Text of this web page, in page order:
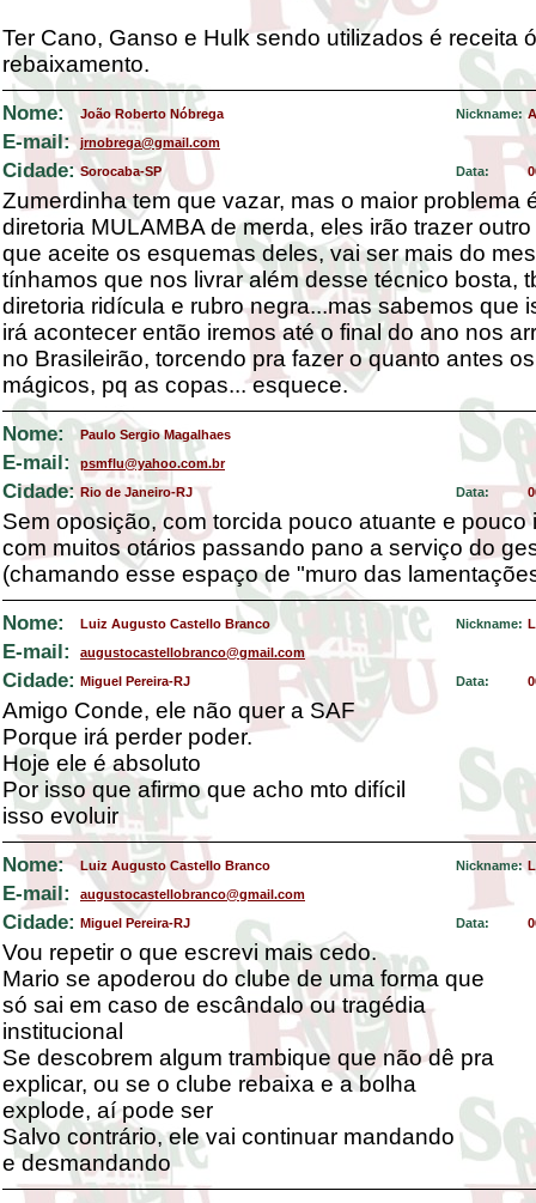
Ter Cano, Ganso e Hulk sendo utilizados é receita
rebaixamento.
Nome: João Roberto Nóbrega Nickname:
E-mail: jrnobrega@gmail.com
Cidade: Sorocaba-SP Data:
Zumerdinha tem que vazar, mas o maior problema
diretoria MULAMBA de merda, eles irão trazer
que aceite os esquemas deles, vai ser mais do
tínhamos que nos livrar além desse técnico bosta,
diretoria ridícula e rubro negra...mas sabemos que
irá acontecer então iremos até o final do ano nos
no Brasileirão, torcendo pra fazer o quanto antes
mágicos, pq as copas... esquece.
Nome: Paulo Sergio Magalhaes
E-mail: psmflu@yahoo.com.br
Cidade: Rio de Janeiro-RJ Data:
Sem oposição, com torcida pouco atuante e pouco
com muitos otários passando pano a serviço do
(chamando esse espaço de "muro das
Nome: Luiz Augusto Castello Branco Nickname:
E-mail: augustocastellobranco@gmail.com
Cidade: Miguel Pereira-RJ Data:
Amigo Conde, ele não quer a SAF
Porque irá perder poder.
Hoje ele é absoluto
Por isso que afirmo que acho mto difícil
isso evoluir
Nome: Luiz Augusto Castello Branco Nickname:
E-mail: augustocastellobranco@gmail.com
Cidade: Miguel Pereira-RJ Data:
Vou repetir o que escrevi mais cedo.
Mario se apoderou do clube de uma forma que
só sai em caso de escândalo ou tragédia
institucional
Se descobrem algum trambique que não dê pra
explicar, ou se o clube rebaixa e a bolha
explode, aí pode ser
Salvo contrário, ele vai continuar mandando
e desmandando